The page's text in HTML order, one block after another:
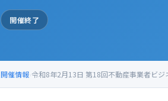
開催終了
開催情報 令和8年2月13日 第18回不動産事業者ビジ